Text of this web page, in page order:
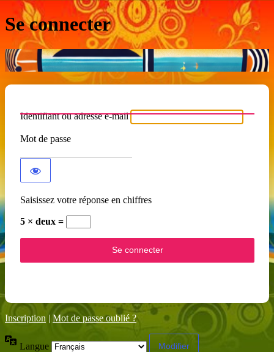
Se connecter
Identifiant ou adresse e-mail
Mot de passe
Saisissez votre réponse en chiffres
5 × deux =
Inscription | Mot de passe oublié ?
Langue